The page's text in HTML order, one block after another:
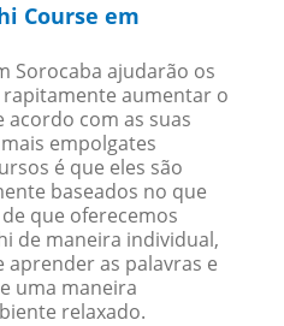
Course em
Sorocaba ajudarão os
aumentar o
acordo com as suas
empolgates
é que eles são
baseados no que
que oferecemos
de maneira individual,
aprender as palavras e
uma maneira
relaxado.